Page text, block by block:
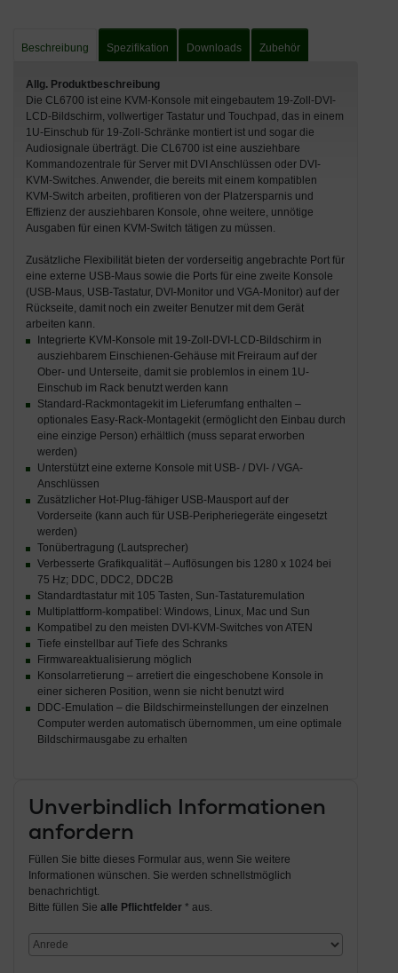
Beschreibung Spezifikation Downloads Zubehör
Allg. Produktbeschreibung
Die CL6700 ist eine KVM-Konsole mit eingebautem 19-Zoll-DVI-
LCD-Bildschirm, vollwertiger Tastatur und Touchpad, das in einem
1U-Einschub für 19-Zoll-Schränke montiert ist und sogar die
Audiosignale überträgt. Die CL6700 ist eine ausziehbare
Kommandozentrale für Server mit DVI Anschlüssen oder DVI-
KVM-Switches. Anwender, die bereits mit einem kompatiblen
KVM-Switch arbeiten, profitieren von der Platzersparnis und
Effizienz der ausziehbaren Konsole, ohne weitere, unnötige
Ausgaben für einen KVM-Switch tätigen zu müssen.
Zusätzliche Flexibilität bieten der vorderseitig angebrachte Port für
eine externe USB-Maus sowie die Ports für eine zweite Konsole
(USB-Maus, USB-Tastatur, DVI-Monitor und VGA-Monitor) auf der
Rückseite, damit noch ein zweiter Benutzer mit dem Gerät
arbeiten kann.
Integrierte KVM-Konsole mit 19-Zoll-DVI-LCD-Bildschirm in
ausziehbarem Einschienen-Gehäuse mit Freiraum auf der
Ober- und Unterseite, damit sie problemlos in einem 1U-
Einschub im Rack benutzt werden kann
Standard-Rackmontagekit im Lieferumfang enthalten –
optionales Easy-Rack-Montagekit (ermöglicht den Einbau durch
eine einzige Person) erhältlich (muss separat erworben
werden)
Unterstützt eine externe Konsole mit USB- / DVI- / VGA-
Anschlüssen
Zusätzlicher Hot-Plug-fähiger USB-Mausport auf der
Vorderseite (kann auch für USB-Peripheriegeräte eingesetzt
werden)
Tonübertragung (Lautsprecher)
Verbesserte Grafikqualität – Auflösungen bis 1280 x 1024 bei
75 Hz; DDC, DDC2, DDC2B
Standardtastatur mit 105 Tasten, Sun-Tastaturemulation
Multiplattform-kompatibel: Windows, Linux, Mac und Sun
Kompatibel zu den meisten DVI-KVM-Switches von ATEN
Tiefe einstellbar auf Tiefe des Schranks
Firmwareaktualisierung möglich
Konsolarretierung – arretiert die eingeschobene Konsole in
einer sicheren Position, wenn sie nicht benutzt wird
DDC-Emulation – die Bildschirmeinstellungen der einzelnen
Computer werden automatisch übernommen, um eine optimale
Bildschirmausgabe zu erhalten
Unverbindlich Informationen
anfordern
Füllen Sie bitte dieses Formular aus, wenn Sie weitere
Informationen wünschen. Sie werden schnellstmöglich
benachrichtigt.
Bitte füllen Sie alle Pflichtfelder * aus.